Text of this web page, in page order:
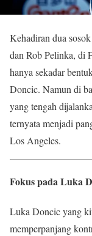
Kehadiran dua
dan Rob Pelinka, di
hanya sekadar
Doncic. Namun di
yang tengah
ternyata menjadi
Los Angeles.
Fokus pada Luka
Luka Doncic yang
memperpanjang